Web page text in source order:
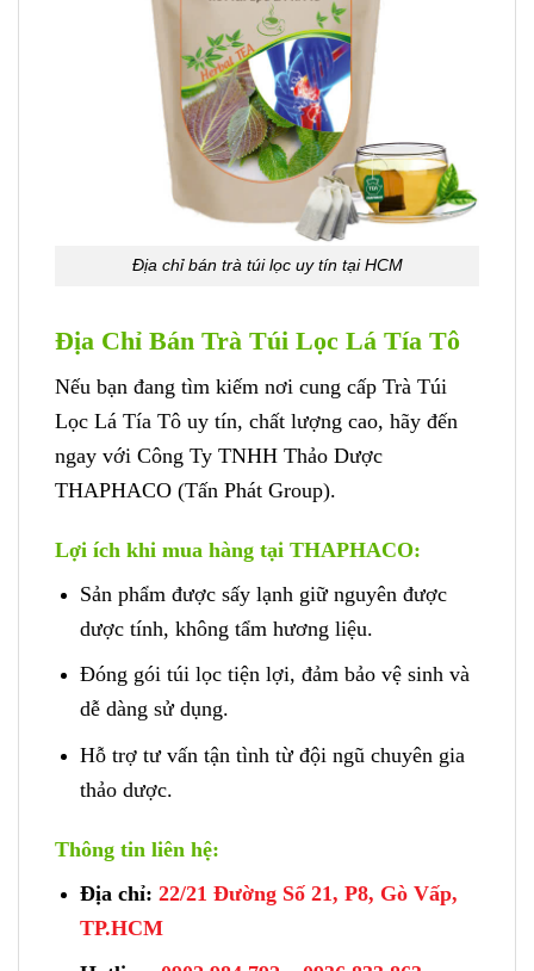
Địa chỉ bán trà túi lọc uy tín tại HCM
Địa Chỉ Bán Trà Túi Lọc Lá Tía Tô
Nếu bạn đang tìm kiếm nơi cung cấp Trà Túi
Lọc Lá Tía Tô uy tín, chất lượng cao, hãy đến
ngay với Công Ty TNHH Thảo Dược
THAPHACO (Tấn Phát Group).
Lợi ích khi mua hàng tại THAPHACO:
Sản phẩm được sấy lạnh giữ nguyên được
dược tính, không tẩm hương liệu.
Đóng gói túi lọc tiện lợi, đảm bảo vệ sinh và
dễ dàng sử dụng.
Hỗ trợ tư vấn tận tình từ đội ngũ chuyên gia
thảo dược.
Thông tin liên hệ:
Địa chỉ: 22/21 Đường Số 21, P8, Gò Vấp,
TP.HCM